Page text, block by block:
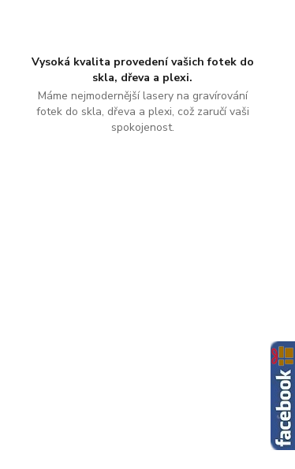
Vysoká kvalita provedení vašich fotek do
skla, dřeva a plexi.
Máme nejmodernější lasery na gravírování
fotek do skla, dřeva a plexi, což zaručí vaši
spokojenost.